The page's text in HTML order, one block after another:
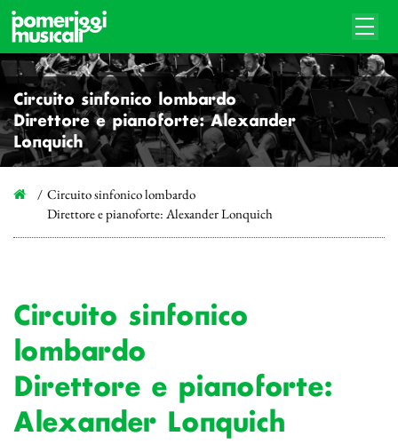
Circuito sinfonico lombardo
Direttore e pianoforte: Alexander
Lonquich
Circuito sinfonico lombardo
Direttore e pianoforte: Alexander Lonquich
Circuito sinfonico
lombardo
Direttore e pianoforte:
Alexander Lonquich